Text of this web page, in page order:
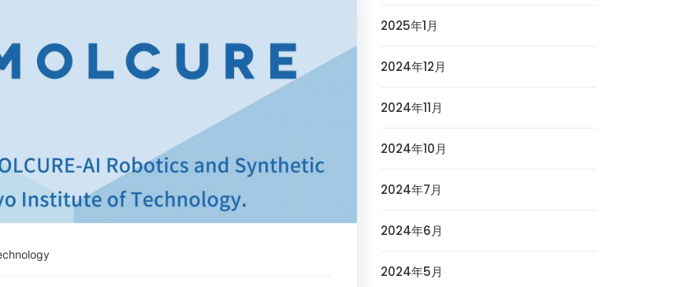
2025年1月
2024年12月
2024年11月
2024年10月
2024年7月
2024年6月
2024年5月